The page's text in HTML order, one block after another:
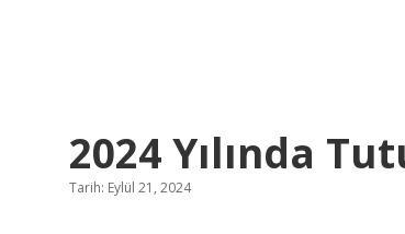
2024 Yılında
Tarih: Eylül 21, 2024